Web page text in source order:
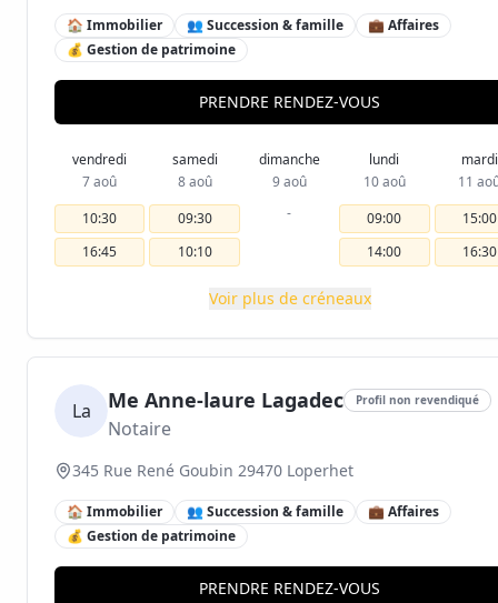
🏠 Immobilier 👥 Succession & famille
💼 Affaires
💰 Gestion de patrimoine
PRENDRE RENDEZ-VOUS
vendredi
7 aoû
10:30
16:45
samedi
8 aoû
09:30
10:10
dimanche
9 aoû
-
lundi
10 aoû
09:00
14:00
mardi
11
15:00
16:30
Voir plus de créneaux
La Me Anne-laure Lagadec Profil non revendiqué
Notaire
345 Rue René Goubin 29470 Loperhet
🏠 Immobilier 👥 Succession & famille
💼 Affaires
💰 Gestion de patrimoine
PRENDRE RENDEZ-VOUS